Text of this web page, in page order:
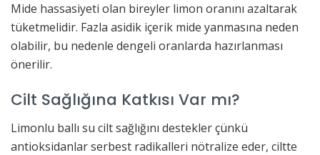
Mide hassasiyeti olan bireyler limon oranını azaltarak
tüketmelidir. Fazla asidik içerik mide yanmasına neden
olabilir, bu nedenle dengeli oranlarda hazırlanması
önerilir.
Cilt Sağlığına Katkısı Var mı?
Limonlu ballı su cilt sağlığını destekler çünkü
antioksidanlar serbest radikalleri nötralize eder, ciltte